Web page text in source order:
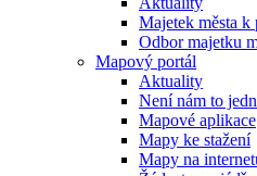
Majetek města k
Odbor majetku
Mapový portál
Aktuality
Není nám to
Mapové aplikace
Mapy ke stažení
Mapy na